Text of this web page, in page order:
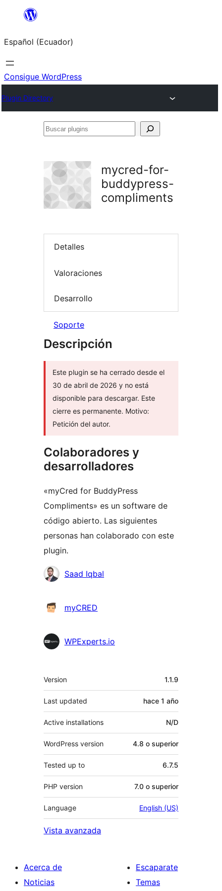
Saltar
contenido
Español (Ecuador)
Consigue WordPress
Plugin Directory
Buscar
mycred-for-
buddypress-
compliments
Detalles
Valoraciones
Desarrollo
Soporte
Descripción
Este plugin se ha cerrado desde el
30 de abril de 2026 y no está
disponible para descargar. Este
cierre es permanente. Motivo:
Petición del autor.
Colaboradores y
desarrolladores
«myCred for BuddyPress
Compliments» es un software de
código abierto. Las siguientes
personas han colaborado con este
plugin.
Colaboradores
Saad Iqbal
myCRED
WPExperts.io
Meta
Version 1.1.9
Last updated hace 1 año
Active installations N/D
WordPress version 4.8 o superior
Tested up to 6.7.5
PHP version 7.0 o superior
Language English (US)
Vista avanzada
Acerca de
Noticias
Escaparate
Temas